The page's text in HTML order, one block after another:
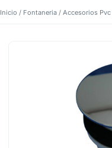
Inicio / Fontaneria / Accesorios Pvc